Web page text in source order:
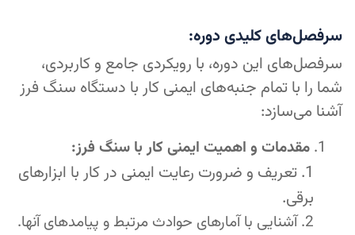
سرفصل‌های کلیدی دوره:
سرفصل‌های این دوره، با رویکردی جامع و کاربردی،
شما را با تمام جنبه‌های ایمنی کار با دستگاه سنگ فرز
آشنا می‌سازد:
مقدمات و اهمیت ایمنی کار با سنگ فرز:
تعریف و ضرورت رعایت ایمنی در کار با ابزارهای
برقی.
آشنایی با آمارهای حوادث مرتبط و پیامدهای آنها.